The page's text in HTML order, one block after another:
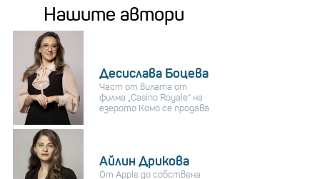
Нашите автори
Десислава Боцева
Част от вилата от
филма „Casino Royale“ на
езерото Комо се продава
Айлин Дрикова
От Apple до собствена